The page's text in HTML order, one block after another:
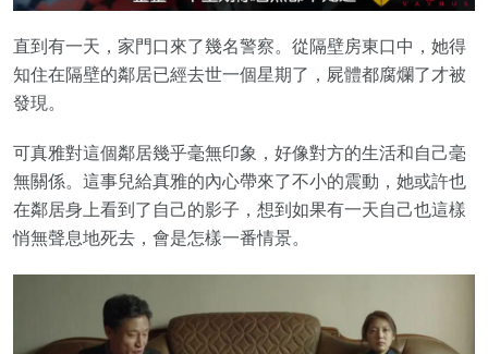
直到有一天，家門口來了幾名警察。從隔壁房東口中，她得
知住在隔壁的鄰居已經去世一個星期了，屍體都腐爛了才被
發現。
可真雅對這個鄰居幾乎毫無印象，好像對方的生活和自己毫
無關係。這事兒給真雅的內心帶來了不小的震動，她或許也
在鄰居身上看到了自己的影子，想到如果有一天自己也這樣
悄無聲息地死去，會是怎樣一番情景。